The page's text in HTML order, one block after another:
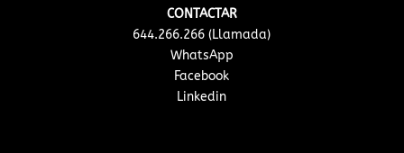
CONTACTAR
644.266.266 (Llamada)
WhatsApp
Facebook
Linkedin